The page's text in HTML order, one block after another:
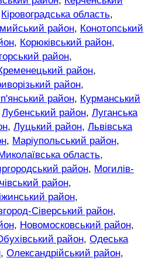
Кіровоградська область,
район, Конотопський
, Корюківський район,
район,
район,
район,
район, Курманський
Лубенський район, Луганська
, Луцький район, Львівська
, Маріупольський район,
область,
район, Могилів-
район,
район,
Сіверський район,
, Новомосковський район,
район, Одеська
, Олександрійський район,